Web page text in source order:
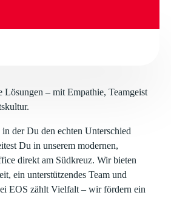
Lösungen – mit Empathie, Teamgeist
der Du den echten Unterschied
Du in unserem modernen,
direkt am Südkreuz. Wir bieten
ein unterstützendes Team und
EOS zählt Vielfalt – wir fördern ein